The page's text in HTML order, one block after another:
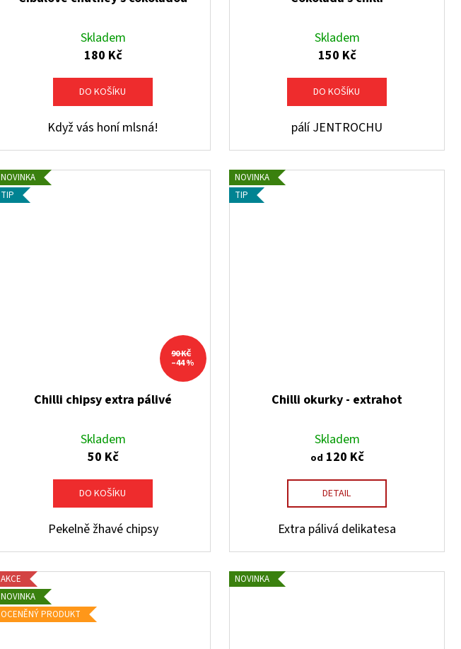
Skladem
180 Kč
DO KOŠÍKU
Když vás honí mlsná!
Skladem
150 Kč
DO KOŠÍKU
pálí JENTROCHU
NOVINKA
TIP
90 KČ
–44 %
Chilli chipsy extra pálivé
Skladem
50 Kč
DO KOŠÍKU
Pekelně žhavé chipsy
NOVINKA
TIP
Chilli okurky - extrahot
Skladem
od 120 Kč
DETAIL
Extra pálivá delikatesa
AKCE
NOVINKA
OCENĚNÝ PRODUKT
NOVINKA